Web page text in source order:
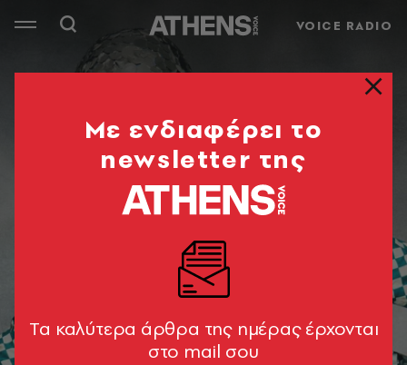
VOICE RADIO
Mε ενδιαφέρει το
newsletter της
Tα καλύτερα άρθρα της ημέρας έρχονται
στο mail σου